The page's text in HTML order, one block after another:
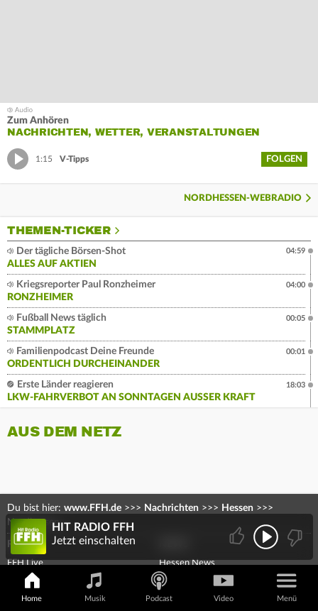
Zum Anhören
NACHRICHTEN, WETTER, VERANSTALTUNGEN
1:15 V-Tipps FOLGEN
NORDHESSEN-WEBRADIO
THEMEN-TICKER
Der tägliche Börsen-Shot
ALLES AUF AKTIEN
04:59
Kriegsreporter Paul Ronzheimer
RONZHEIMER
04:00
Fußball News täglich
STAMMPLATZ
00:05
Familienpodcast Deine Freunde
ORDENTLICH DURCHEINANDER
00:01
Erste Länder reagieren
LKW-FAHRVERBOT AN SONNTAGEN AUSSER KRAFT
18:03
AUS DEM NETZ
Du bist hier: www.FFH.de >>> Nachrichten >>> Hessen >>>
Nordhessen
RADIO
FFH Live
80er Radio
90er Radio
Hessen News
Frankfurt News
Wiesbaden News
Home Musik Podcast Video Menü
HIT RADIO FFH
Jetzt einschalten